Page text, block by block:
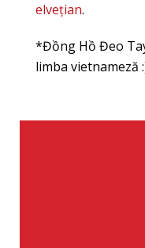
elveţian.
*Đồng Hồ Đeo
limba vietnameză